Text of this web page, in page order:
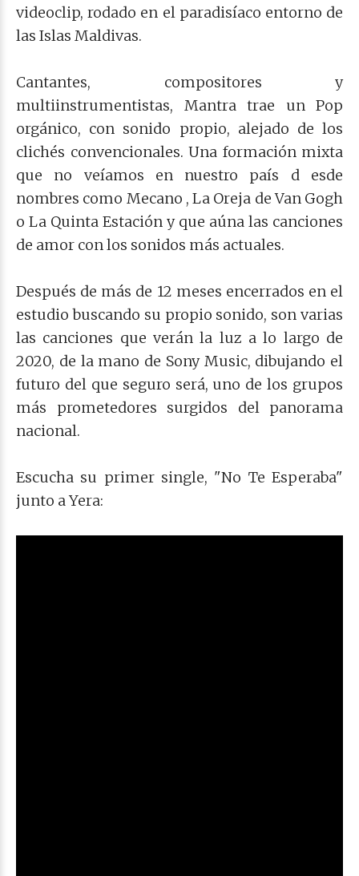
videoclip, rodado en el paradisíaco entorno de
las Islas Maldivas.
Cantantes, compositores y
multiinstrumentistas, Mantra trae un Pop
orgánico, con sonido propio, alejado de los
clichés convencionales. Una formación mixta
que no veíamos en nuestro país d esde
nombres como Mecano , La Oreja de Van Gogh
o La Quinta Estación y que aúna las canciones
de amor con los sonidos más actuales.
Después de más de 12 meses encerrados en el
estudio buscando su propio sonido, son varias
las canciones que verán la luz a lo largo de
2020, de la mano de Sony Music, dibujando el
futuro del que seguro será, uno de los grupos
más prometedores surgidos del panorama
nacional.
Escucha su primer single, "No Te Esperaba"
junto a Yera: